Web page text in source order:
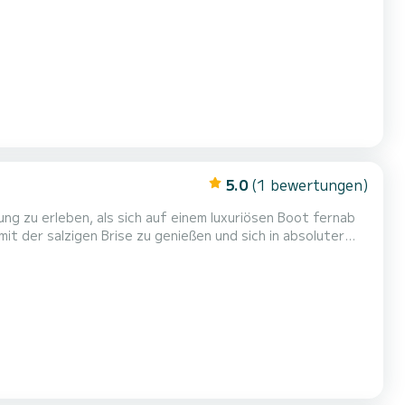
5.0 (1 bewertungen)
der salzigen Brise zu genießen und sich in absoluter
Wasser rund um Paxos mit Eleganz und Stil! Entfliehen